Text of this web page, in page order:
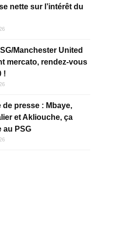
nette sur l’intérêt du
Manchester United
mercato, rendez-vous
!
de presse : Mbaye,
et Akliouche, ça
au PSG